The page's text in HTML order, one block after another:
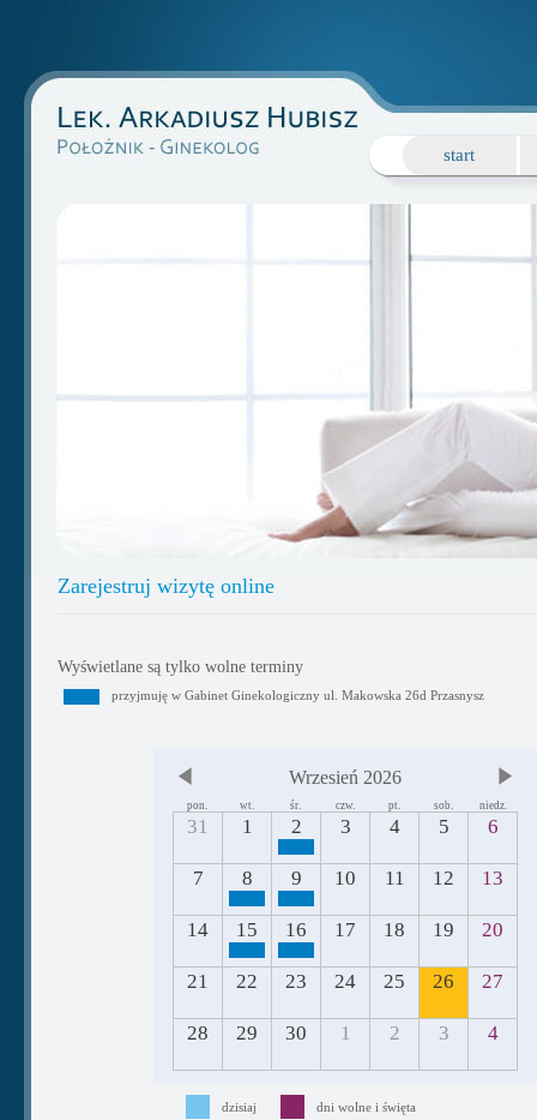
start
Zarejestruj wizytę online
Wyświetlane są tylko wolne terminy
przyjmuję w Gabinet Ginekologiczny ul. Makowska 26d Przasnysz
Wrzesień 2026
pon. wt. śr. czw. pt. sob. niedz.
31 1 2 3 4 5 6
7 8 9 10 11 12 13
14 15 16 17 18 19 20
21 22 23 24 25 26 27
28 29 30 1 2 3 4
dzisiaj dni wolne i święta